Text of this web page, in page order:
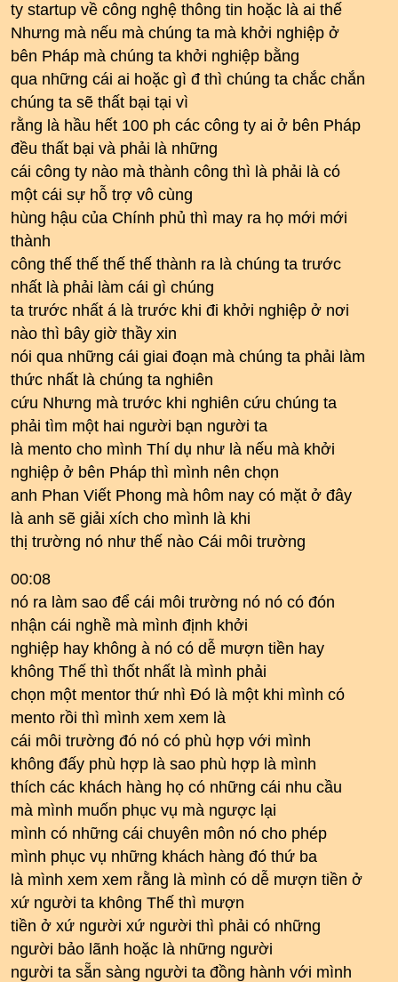
ty startup về công nghệ thông tin hoặc là ai thế
Nhưng mà nếu mà chúng ta mà khởi nghiệp ở
bên Pháp mà chúng ta khởi nghiệp bằng
qua những cái ai hoặc gì đ thì chúng ta chắc chắn
chúng ta sẽ thất bại tại vì
rằng là hầu hết 100 ph các công ty ai ở bên Pháp
đều thất bại và phải là những
cái công ty nào mà thành công thì là phải là có
một cái sự hỗ trợ vô cùng
hùng hậu của Chính phủ thì may ra họ mới mới
thành
công thế thế thế thế thành ra là chúng ta trước
nhất là phải làm cái gì chúng
ta trước nhất á là trước khi đi khởi nghiệp ở nơi
nào thì bây giờ thầy xin
nói qua những cái giai đoạn mà chúng ta phải làm
thức nhất là chúng ta nghiên
cứu Nhưng mà trước khi nghiên cứu chúng ta
phải tìm một hai người bạn người ta
là mento cho mình Thí dụ như là nếu mà khởi
nghiệp ở bên Pháp thì mình nên chọn
anh Phan Viết Phong mà hôm nay có mặt ở đây
là anh sẽ giải xích cho mình là khi
thị trường nó như thế nào Cái môi trường
00:08
nó ra làm sao để cái môi trường nó nó có đón
nhận cái nghề mà mình định khởi
nghiệp hay không à nó có dễ mượn tiền hay
không Thế thì thốt nhất là mình phải
chọn một mentor thứ nhì Đó là một khi mình có
mento rồi thì mình xem xem là
cái môi trường đó nó có phù hợp với mình
không đấy phù hợp là sao phù hợp là mình
thích các khách hàng họ có những cái nhu cầu
mà mình muốn phục vụ mà ngược lại
mình có những cái chuyên môn nó cho phép
mình phục vụ những khách hàng đó thứ ba
là mình xem xem rằng là mình có dễ mượn tiền ở
xứ người ta không Thế thì mượn
tiền ở xứ người xứ người thì phải có những
người bảo lãnh hoặc là những người
người ta sẵn sàng người ta đồng hành với mình